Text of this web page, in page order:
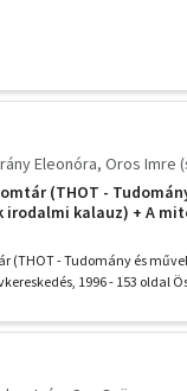
Eleonóra Oros Imre
(THOT -
kalauz) + A
(THOT - Tudomány és
1996 - 153 oldal